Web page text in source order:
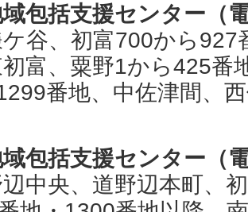
包括支援センター（
ケ谷、初富700から
初富、粟野1から425番
番地、中佐津間、
包括支援センター（
辺中央、道野辺本町、